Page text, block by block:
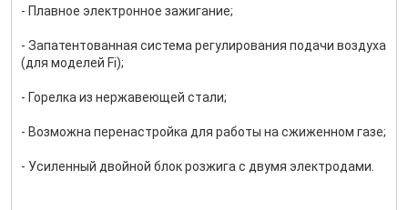
- Плавное электронное зажигание;
- Запатентованная система регулирования подачи воздуха
(для моделей Fi);
- Горелка из нержавеющей стали;
- Возможна перенастройка для работы на сжиженном газе;
- Усиленный двойной блок розжига с двумя электродами.